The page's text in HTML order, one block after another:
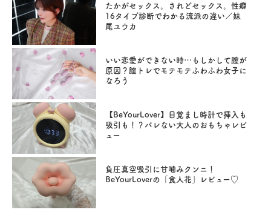
たかがセックス。されどセックス。性癖
16タイプ診断でわかる流派の違い／妹
尾ユウカ
いい恋愛ができない時…もしかして膣が
原因？膣トレでモテモテふわふわ女子に
なろう
【BeYourLover】目覚まし時計で挿入も
吸引も！？バレない大人のおもちゃレビ
ュー
負圧真空吸引に甘噛みクンニ！
BeYourLoverの「食人花」レビュー♡